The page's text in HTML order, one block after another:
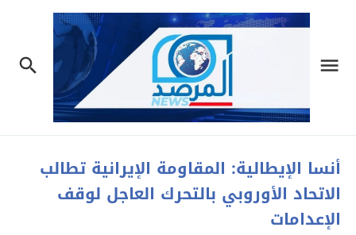
أنسا الإيطالية: المقاومة الإيرانية تطالب
الاتحاد الأوروبي بالتحرك العاجل لوقف
الإعدامات